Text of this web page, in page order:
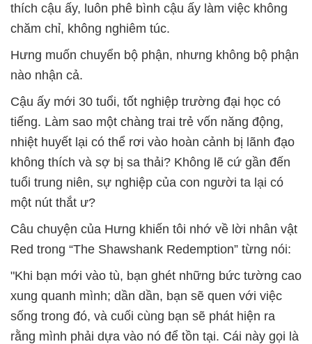
thích cậu ấy, luôn phê bình cậu ấy làm việc không
chăm chỉ, không nghiêm túc.
Hưng muốn chuyển bộ phận, nhưng không bộ phận
nào nhận cả.
Cậu ấy mới 30 tuổi, tốt nghiệp trường đại học có
tiếng. Làm sao một chàng trai trẻ vốn năng động,
nhiệt huyết lại có thể rơi vào hoàn cảnh bị lãnh đạo
không thích và sợ bị sa thải? Không lẽ cứ gần đến
tuổi trung niên, sự nghiệp của con người ta lại có
một nút thắt ư?
Câu chuyện của Hưng khiến tôi nhớ về lời nhân vật
Red trong “The Shawshank Redemption” từng nói:
"Khi bạn mới vào tù, bạn ghét những bức tường cao
xung quanh mình; dần dần, bạn sẽ quen với việc
sống trong đó, và cuối cùng bạn sẽ phát hiện ra
rằng mình phải dựa vào nó để tồn tại. Cái này gọi là